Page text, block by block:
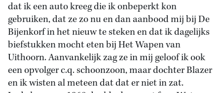
dat ik een auto kreeg die ik onbeperkt kon
gebruiken, dat ze zo nu en dan aanbood mij bij De
Bijenkorf in het nieuw te steken en dat ik dagelijks
biefstukken mocht eten bij Het Wapen van
Uithoorn. Aanvankelijk zag ze in mij geloof ik ook
een opvolger c.q. schoonzoon, maar dochter Blazer
en ik wisten al meteen dat dat er niet in zat.